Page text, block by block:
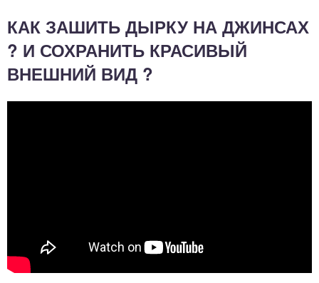
КАК ЗАШИТЬ ДЫРКУ НА ДЖИНСАХ
? И СОХРАНИТЬ КРАСИВЫЙ
ВНЕШНИЙ ВИД ?